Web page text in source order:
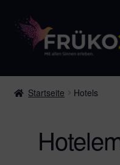
Zur
Navigation
springen
Zum
Inhalt
springen
Startseite
Sponsoren
Startseite Hotels